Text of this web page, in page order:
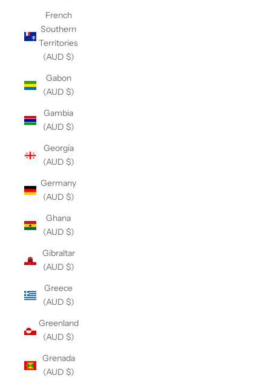
French
Southern
Territories
(AUD $)
Gabon
(AUD $)
Gambia
(AUD $)
Georgia
(AUD $)
Germany
(AUD $)
Ghana
(AUD $)
Gibraltar
(AUD $)
Greece
(AUD $)
Greenland
(AUD $)
Grenada
(AUD $)